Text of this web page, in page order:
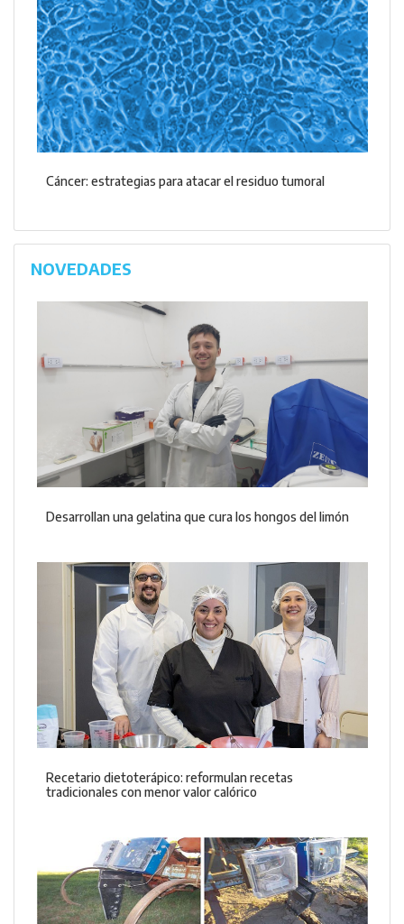
Cáncer: estrategias para atacar el residuo tumoral
NOVEDADES
Desarrollan una gelatina que cura los hongos del limón
Recetario dietoterápico: reformulan recetas
tradicionales con menor valor calórico